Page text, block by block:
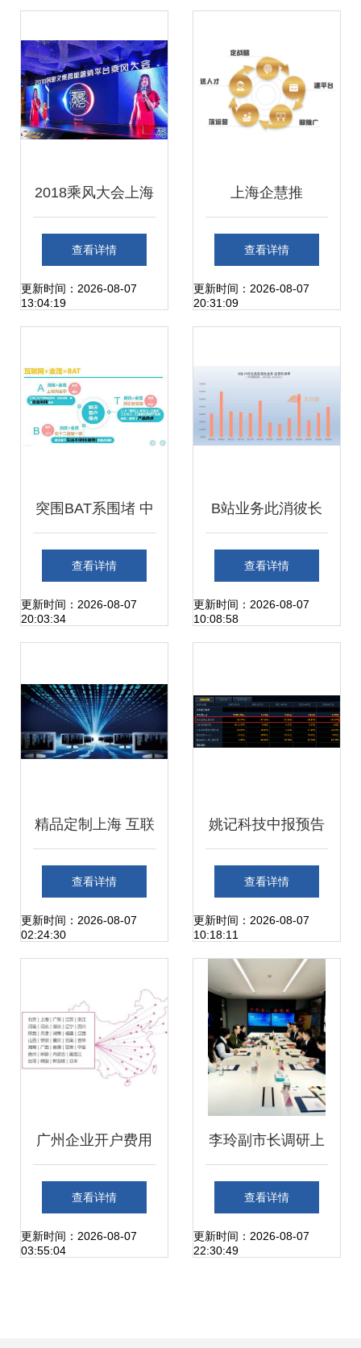
能
2018乘风大会上海
峰会 开启中小企业
移动营销新篇章
查看详情
更新时间：2026-08-07
13:04:19
上海企慧推
查看详情
更新时间：2026-08-07
20:31:09
突围BAT系围堵 中
国金茂的数字化营
销三部曲，重构上
查看详情
更新时间：2026-08-07
20:03:34
B站业务此消彼长
上海互联网销售如
何寻找确定性更强
查看详情
更新时间：2026-08-07
10:08:58
精品定制上海 互联
网销售新格局的探
索与实践
查看详情
更新时间：2026-08-07
02:24:30
姚记科技中报预告
移动游戏收入下滑
致净利润大幅缩
水，互联网销售业
务前景几何？
查看详情
更新时间：2026-08-07
10:18:11
广州企业开户费用
与流程详解及上海
互联网销售业务关
查看详情
更新时间：2026-08-07
03:55:04
李玲副市长调研上
海宝尊电商 聚焦互
联网销售发展，共
查看详情
更新时间：2026-08-07
22:30:49